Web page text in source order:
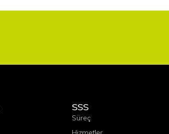
SSS
Süreç